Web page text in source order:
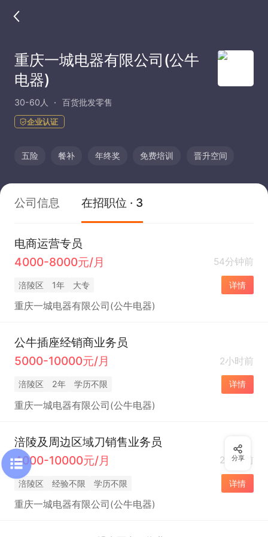
重庆一城电器有限公司(公牛
电器)
30-60人 百货批发零售
企业认证
五险 餐补 年终奖 免费培训 晋升空间
公司信息 在招职位 · 3
电商运营专员
4000-8000元/月
54分钟前
涪陵区 1年 大专 详情
重庆一城电器有限公司(公牛电器)
公牛插座经销商业务员
5000-10000元/月
2小时前
涪陵区 2年 学历不限 详情
重庆一城电器有限公司(公牛电器)
涪陵及周边区域刀销售业务员
4000-10000元/月
2小时前
涪陵区 经验不限 学历不限 详情
重庆一城电器有限公司(公牛电器)
分享